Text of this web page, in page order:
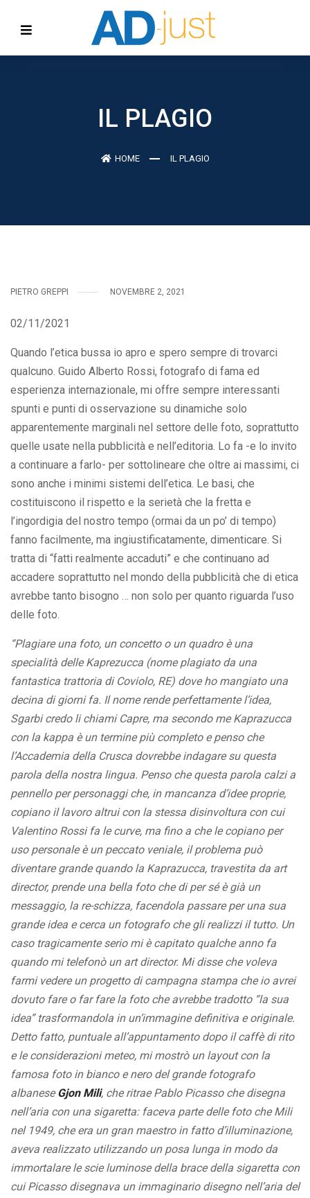
IL PLAGIO
HOME IL PLAGIO
PIETRO GREPPI NOVEMBRE 2, 2021
02/11/2021
Quando l’etica bussa io apro e spero sempre di trovarci
qualcuno. Guido Alberto Rossi, fotografo di fama ed
esperienza internazionale, mi offre sempre interessanti
spunti e punti di osservazione su dinamiche solo
apparentemente marginali nel settore delle foto, soprattutto
quelle usate nella pubblicità e nell’editoria. Lo fa -e lo invito
a continuare a farlo- per sottolineare che oltre ai massimi, ci
sono anche i minimi sistemi dell’etica. Le basi, che
costituiscono il rispetto e la serietà che la fretta e
l’ingordigia del nostro tempo (ormai da un po’ di tempo)
fanno facilmente, ma ingiustificatamente, dimenticare. Si
tratta di “fatti realmente accaduti” e che continuano ad
accadere soprattutto nel mondo della pubblicità che di etica
avrebbe tanto bisogno … non solo per quanto riguarda l’uso
delle foto.
“Plagiare una foto, un concetto o un quadro è una
specialità delle Kaprezucca (nome plagiato da una
fantastica trattoria di Coviolo, RE) dove ho mangiato una
decina di giorni fa. Il nome rende perfettamente l’idea,
Sgarbi credo li chiami Capre, ma secondo me Kaprazucca
con la kappa è un termine più completo e penso che
l’Accademia della Crusca dovrebbe indagare su questa
parola della nostra lingua. Penso che questa parola calzi a
pennello per personaggi che, in mancanza d’idee proprie,
copiano il lavoro altrui con la stessa disinvoltura con cui
Valentino Rossi fa le curve, ma fino a che le copiano per
uso personale è un peccato veniale, il problema può
diventare grande quando la Kaprazucca, travestita da art
director, prende una bella foto che di per sé è già un
messaggio, la re-schizza, facendola passare per una sua
grande idea e cerca un fotografo che gli realizzi il tutto. Un
caso tragicamente serio mi è capitato qualche anno fa
quando mi telefonò un art director. Mi disse che voleva
farmi vedere un progetto di campagna stampa che io avrei
dovuto fare o far fare la foto che avrebbe tradotto “la sua
idea” trasformandola in un’immagine definitiva e originale.
Detto fatto, puntuale all’appuntamento dopo il caffè di rito
e le considerazioni meteo, mi mostrò un layout con la
famosa foto in bianco e nero del grande fotografo
albaneseGjon Mili, che ritrae Pablo Picasso che disegna
nell’aria con una sigaretta: faceva parte delle foto che Mili
nel 1949, che era un gran maestro in fatto d’illuminazione,
aveva realizzato utilizzando un posa lunga in modo da
immortalare le scie luminose della brace della sigaretta con
cui Picasso disegnava un immaginario disegno nell’aria del